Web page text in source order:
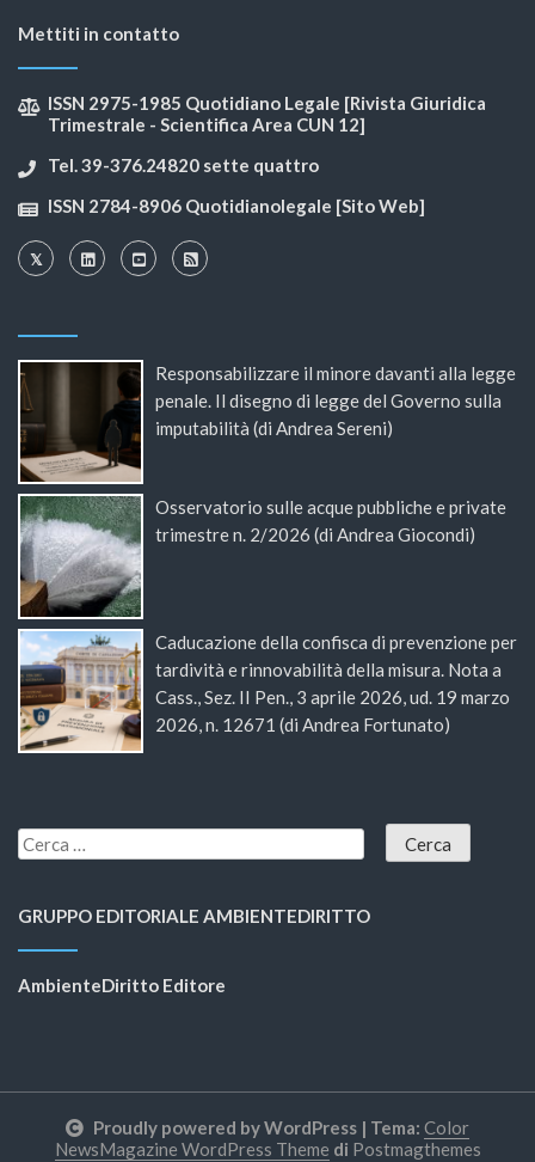
Mettiti in contatto
ISSN 2975-1985 Quotidiano Legale [Rivista Giuridica
Trimestrale - Scientifica Area CUN 12]
Tel. 39-376.24820 sette quattro
ISSN 2784-8906 Quotidianolegale [Sito Web]
Responsabilizzare il minore davanti alla legge
penale. Il disegno di legge del Governo sulla
imputabilità (di Andrea Sereni)
Osservatorio sulle acque pubbliche e private
trimestre n. 2/2026 (di Andrea Giocondi)
Caducazione della confisca di prevenzione per
tardività e rinnovabilità della misura. Nota a
Cass., Sez. II Pen., 3 aprile 2026, ud. 19 marzo
2026, n. 12671 (di Andrea Fortunato)
GRUPPO EDITORIALE AMBIENTEDIRITTO
AmbienteDiritto Editore
Proudly powered by WordPress | Tema: Color
NewsMagazine WordPress Theme di Postmagthemes